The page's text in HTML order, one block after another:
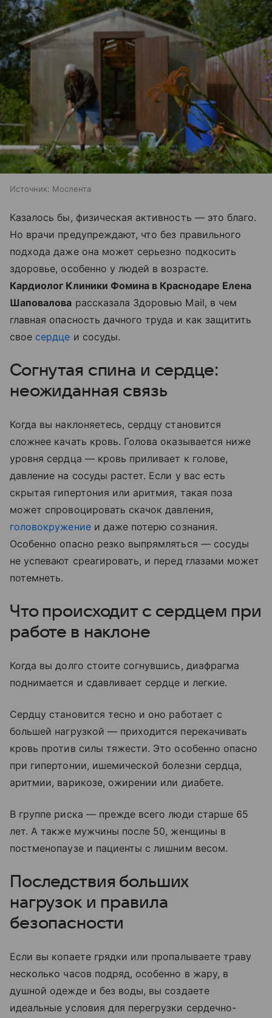
Источник: Мослента
Казалось бы, физическая активность — это благо.
Но врачи предупреждают, что без правильного
подхода даже она может серьезно подкосить
здоровье, особенно у людей в возрасте.
Кардиолог Клиники Фомина в Краснодаре Елена
Шаповалова рассказала Здоровью Mail, в чем
главная опасность дачного труда и как защитить
свое сердце и сосуды.
Согнутая спина и сердце:
неожиданная связь
Когда вы наклоняетесь, сердцу становится
сложнее качать кровь. Голова оказывается ниже
уровня сердца — кровь приливает к голове,
давление на сосуды растет. Если у вас есть
скрытая гипертония или аритмия, такая поза
может спровоцировать скачок давления,
головокружениеи даже потерю сознания.
Особенно опасно резко выпрямляться — сосуды
не успевают среагировать, и перед глазами может
потемнеть.
Что происходит с сердцем при
работе в наклоне
Когда вы долго стоите согнувшись, диафрагма
поднимается и сдавливает сердце и легкие.
Сердцу становится тесно и оно работает с
большей нагрузкой — приходится перекачивать
кровь против силы тяжести. Это особенно опасно
при гипертонии, ишемической болезни сердца,
аритмии, варикозе, ожирении или диабете.
В группе риска — прежде всего люди старше 65
лет. А также мужчины после 50, женщины в
постменопаузе и пациенты с лишним весом.
Последствия больших
нагрузок и правила
безопасности
Если вы копаете грядки или пропалываете траву
несколько часов подряд, особенно в жару, в
душной одежде и без воды, вы создаете
идеальные условия для перегрузки сердечно-